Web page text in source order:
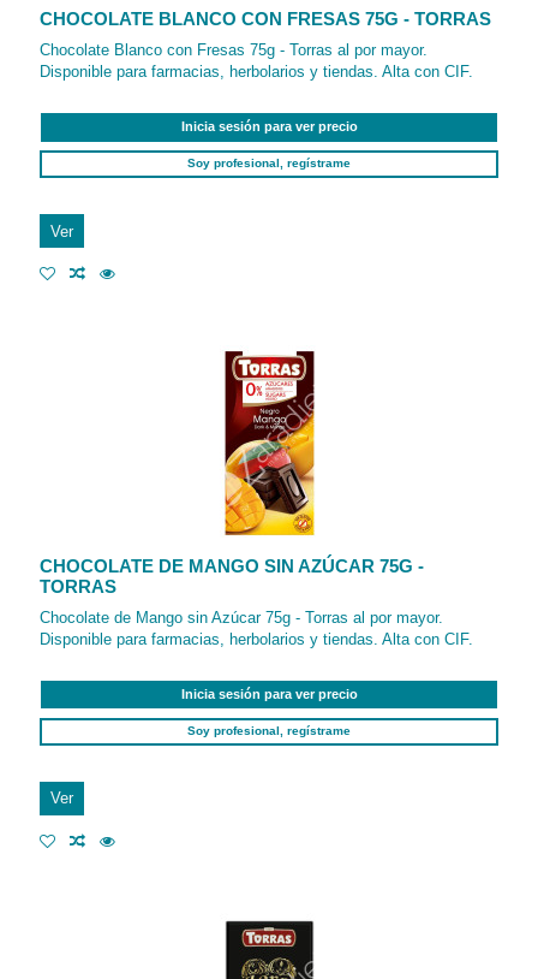
CHOCOLATE BLANCO CON FRESAS 75G - TORRAS
Chocolate Blanco con Fresas 75g - Torras al por mayor.
Disponible para farmacias, herbolarios y tiendas. Alta con CIF.
Inicia sesión para ver precio
Soy profesional, regístrame
Ver
CHOCOLATE DE MANGO SIN AZÚCAR 75G -
TORRAS
Chocolate de Mango sin Azúcar 75g - Torras al por mayor.
Disponible para farmacias, herbolarios y tiendas. Alta con CIF.
Inicia sesión para ver precio
Soy profesional, regístrame
Ver